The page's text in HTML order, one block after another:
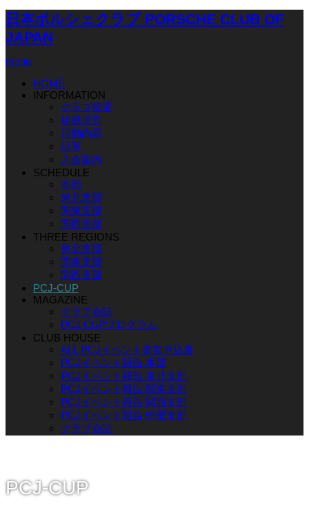
日本ポルシェクラブ PORSCHE CLUB OF
JAPAN
menu
HOME
INFORMATION
クラブ概要
組織運営
活動内容
沿革
入会案内
SCHEDULE
本部
東北支部
関東支部
関西支部
THREE REGIONS
東北支部
関東支部
関西支部
PCJ-CUP
MAGAZINE
クラブ会誌
PCJ CUPプログラム
CLUB HOUSE
ALL PCJイベント参加申込書
PCJイベント報告 本部
PCJイベント報告 東北支部
PCJイベント報告 関東支部
PCJイベント報告 関西支部
PCJイベント報告 中部支部
クラブ会誌
PCJ-CUP